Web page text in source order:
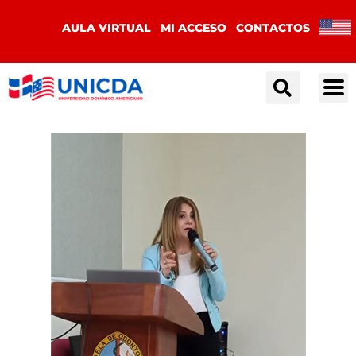
AULA VIRTUAL MI ACCESO CONTACTOS